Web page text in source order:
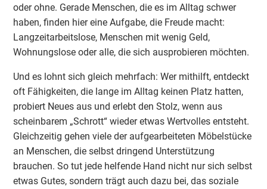
oder ohne. Gerade Menschen, die es im Alltag schwer
haben, finden hier eine Aufgabe, die Freude macht:
Langzeitarbeitslose, Menschen mit wenig Geld,
Wohnungslose oder alle, die sich ausprobieren möchten.
Und es lohnt sich gleich mehrfach: Wer mithilft, entdeckt
oft Fähigkeiten, die lange im Alltag keinen Platz hatten,
probiert Neues aus und erlebt den Stolz, wenn aus
scheinbarem „Schrott“ wieder etwas Wertvolles entsteht.
Gleichzeitig gehen viele der aufgearbeiteten Möbelstücke
an Menschen, die selbst dringend Unterstützung
brauchen. So tut jede helfende Hand nicht nur sich selbst
etwas Gutes, sondern trägt auch dazu bei, das soziale